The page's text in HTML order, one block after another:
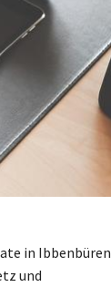
in Ibbenbüren
und